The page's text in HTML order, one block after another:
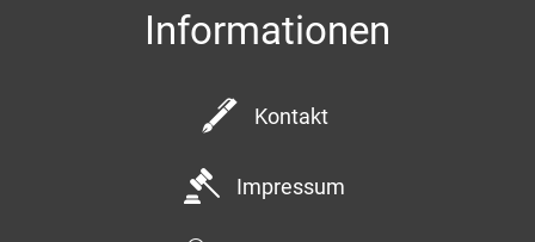
Informationen
Kontakt
Impressum